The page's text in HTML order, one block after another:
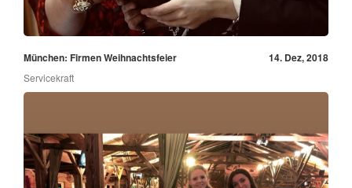
München: Firmen Weihnachtsfeier 14. Dez, 2018
Servicekraft